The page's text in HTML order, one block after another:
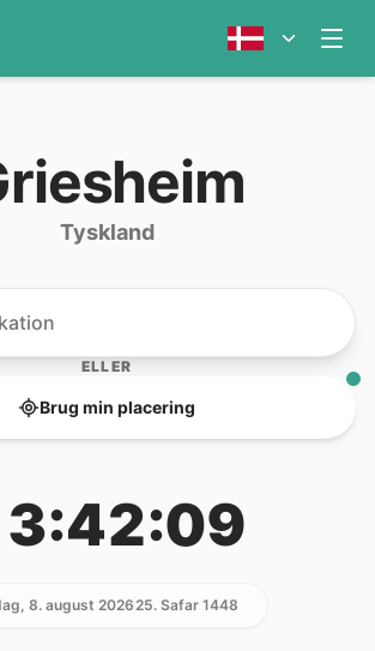
Tyskland
ELLER
Brug min placering
8. august 202625. Safar 1448